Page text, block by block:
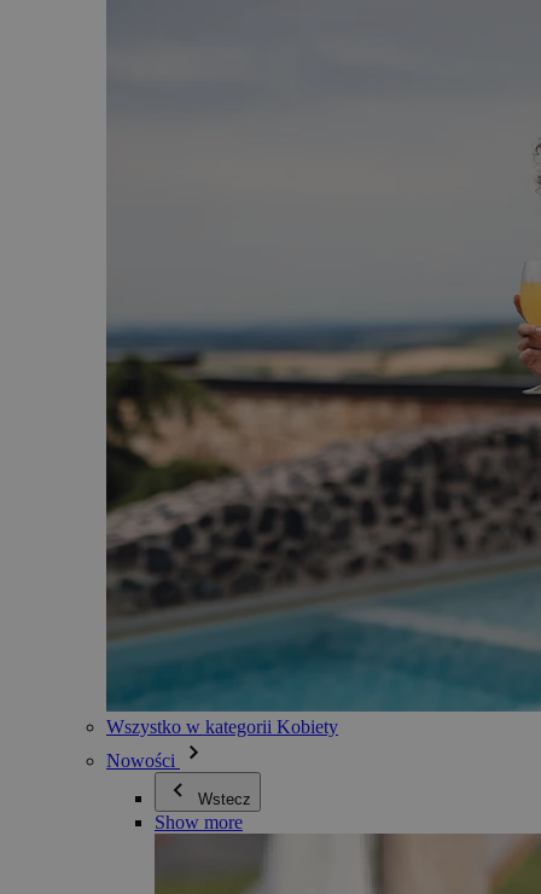
Wszystko w kategorii Kobiety
Nowości
Wstecz
Show more